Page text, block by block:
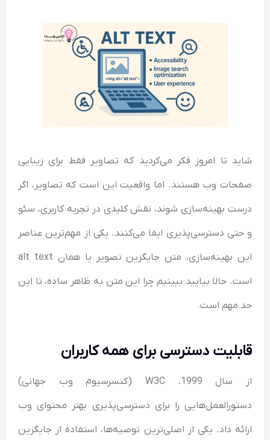
شاید تا امروز فکر می‌کردید که تصاویر فقط برای زیبایی
صفحات وب هستند. اما واقعیت این است که تصاویر، اگر
درست بهینه‌سازی شوند، نقش کلیدی در تجربه کاربری، سئو
و حتی دسترسی‌پذیری ایفا می‌کنند. یکی از مهم‌ترین عناصر
این بهینه‌سازی، متن جایگزین تصویر یا همان alt text
است. حالا بیایید ببینیم چرا این متن به ظاهر ساده، تا این
حد مهم است.
قابلیت دسترسی برای همه کاربران
از سال 1999، W3C (کنسرسیوم وب جهانی)
دستورالعمل‌هایی را برای دسترسی‌پذیری بهتر محتوای وب
ارائه داد. یکی از اصلی‌ترین توصیه‌ها، استفاده از جایگزین